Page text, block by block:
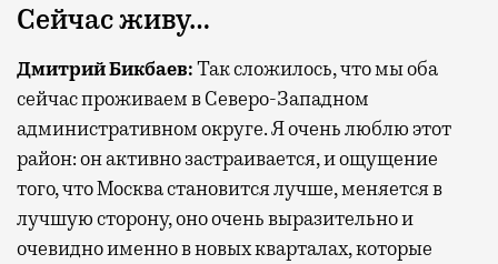
Сейчас живу…
Дмитрий Бикбаев:Так сложилось, что мы оба
сейчас проживаем в Северо-Западном
административном округе. Я очень люблю этот
район: он активно застраивается, и ощущение
того, что Москва становится лучше, меняется в
лучшую сторону, оно очень выразительно и
очевидно именно в новых кварталах, которые